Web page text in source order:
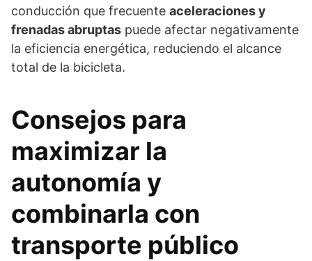
conducción que frecuente aceleraciones y
frenadas abruptas puede afectar negativamente
la eficiencia energética, reduciendo el alcance
total de la bicicleta.
Consejos para
maximizar la
autonomía y
combinarla con
transporte público